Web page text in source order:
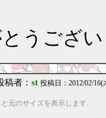
うござ
稿者： st 投稿日：2012/02/16(
元のサイズを表示します.